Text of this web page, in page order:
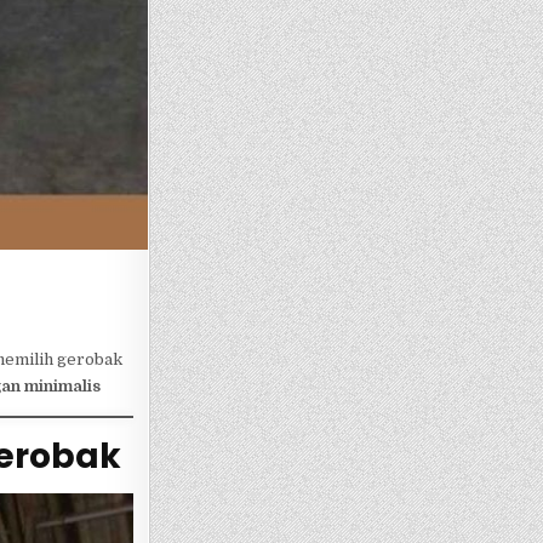
gerobak
minimalis